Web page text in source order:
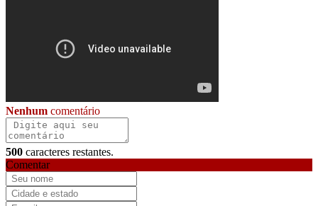
Nenhum comentário
500 caracteres restantes.
Comentar